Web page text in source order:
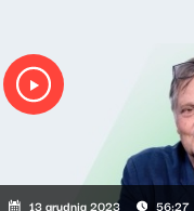
13 grudnia 2023 56:27